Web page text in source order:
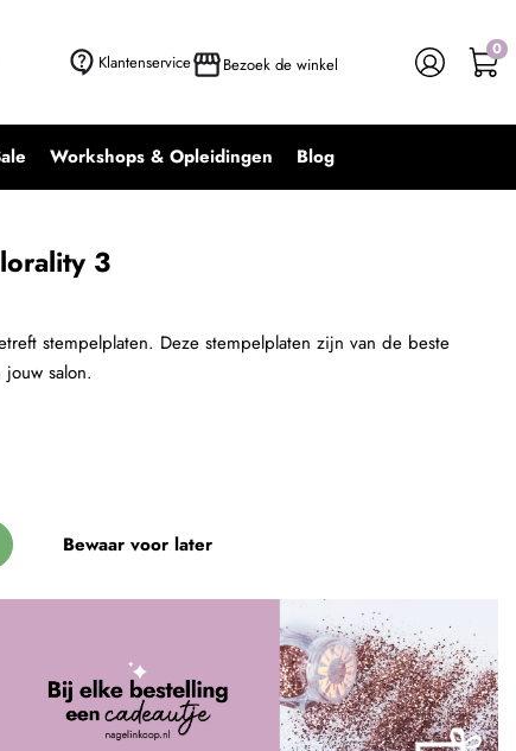
Klantenservice Bezoek de winkel
0
Workshops & Opleidingen Blog
3
+ In winkelwagen
Bewaar voor later
stempelplaten. Deze stempelplaten zijn van de beste
salon.